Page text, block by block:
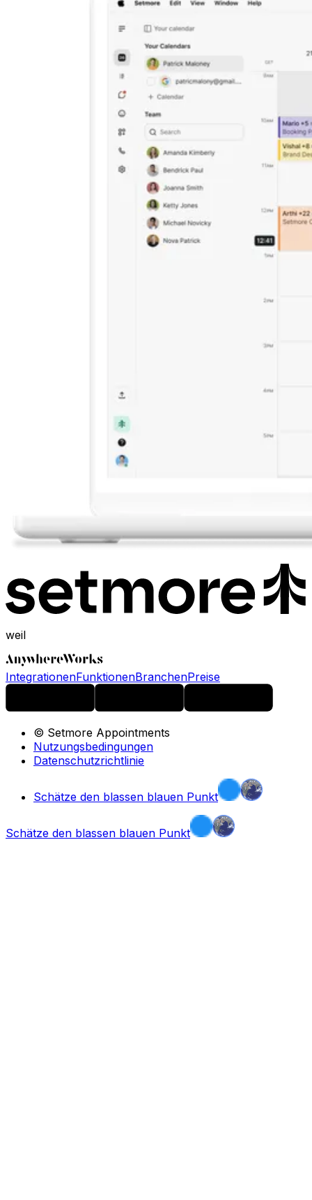
weil
IntegrationenFunktionenBranchenPreise
© Setmore Appointments
Nutzungsbedingungen
Datenschutzrichtlinie
Schätze den blassen blauen Punkt
Schätze den blassen blauen Punkt